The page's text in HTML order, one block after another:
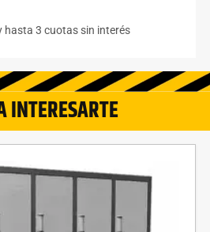
hasta 3 cuotas sin interés